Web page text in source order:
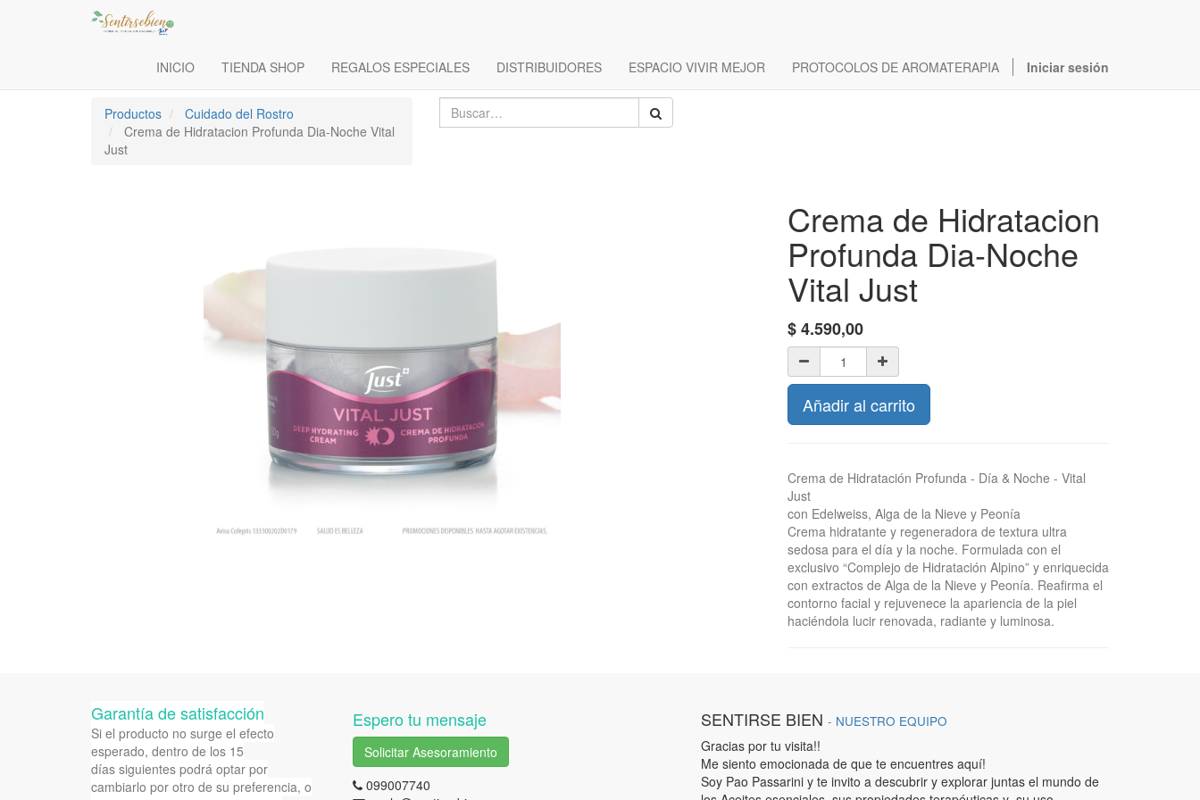
INICIO TIENDA SHOP REGALOS ESPECIALES DISTRIBUIDORES ESPACIO VIVIR MEJOR PROTOCOLOS DE AROMATERAPIA Iniciar sesión
Productos
Cuidado del Rostro
Crema de Hidratacion Profunda Dia-Noche Vital
Just
Crema de Hidratacion
Profunda Dia-Noche
Vital Just
$4.590,00
Añadir al carrito
Crema de Hidratación Profunda - Día & Noche - Vital
Just
con Edelweiss, Alga de la Nieve y Peonía
Crema hidratante y regeneradora de textura ultra
sedosa para el día y la noche. Formulada con el
exclusivo “Complejo de Hidratación Alpino” y enriquecida
con extractos de Alga de la Nieve y Peonía. Reaﬁrma el
contorno facial y rejuvenece la apariencia de la piel
haciéndola lucir renovada, radiante y luminosa.
Garantía de satisfacción
Si el producto no surge el efecto
esperado, dentro de los 15
días siguientes podrá optar por
cambiarlo por otro de su preferencia, o
Espero tu mensaje
Solicitar Asesoramiento
099007740
SENTIRSE BIEN - NUESTRO EQUIPO
Gracias por tu visita!!
Me siento emocionada de que te encuentres aquí!
Soy Pao Passarini y te invito a descubrir y explorar juntas el mundo de